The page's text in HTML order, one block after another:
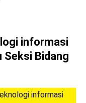
informasi
Seksi Bidang
informasi